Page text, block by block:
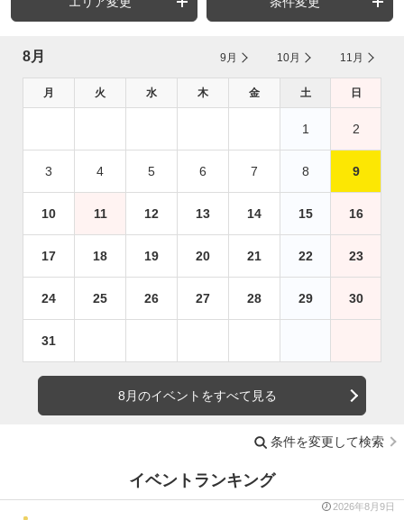
8月 9月 10月 11月
月 火 水 木 金 土 日
1 2
3 4 5 6 7 8 9
10 11 12 13 14 15 16
17 18 19 20 21 22 23
24 25 26 27 28 29 30
31
8月のイベントをすべて見る
条件を変更して検索
イベントランキング
2026年8月9日